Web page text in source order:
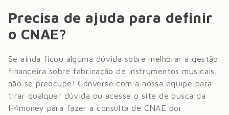
Precisa de ajuda para definir
o CNAE?
Se ainda ficou alguma dúvida sobre melhorar a gestão
financeira sobre fabricação de instrumentos musicais
não se preocupe! Converse com a nossa equipe para
tirar qualquer dúvida ou acesse o site de busca da
H4money para fazer a consulta de CNAE por